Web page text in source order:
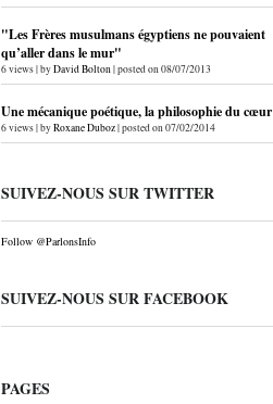
"Les Frères musulmans égyptiens ne pouvaient
qu’aller dans le mur"
6 views|byDavid Bolton|posted on 08/07/2013
Une mécanique poétique, la philosophie du cœur
6 views|byRoxane Duboz|posted on 07/02/2014
SUIVEZ-NOUS SUR TWITTER
Follow @ParlonsInfo
SUIVEZ-NOUS SUR FACEBOOK
PAGES